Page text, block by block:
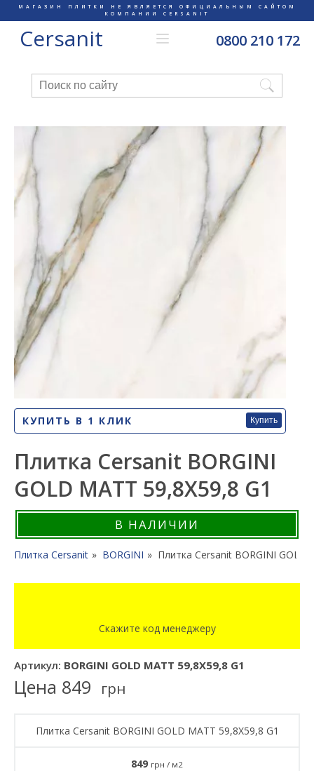
МАГАЗИН ПЛИТКИ НЕ ЯВЛЯЕТСЯ ОФИЦИАЛЬНЫМ САЙТОМ
КОМПАНИИ CERSANIT
Cersanit 0800 210 172
КУПИТЬ В 1 КЛИК Купить
Плитка Cersanit BORGINI
GOLD MATT 59,8X59,8 G1
В НАЛИЧИИ
Плитка Cersanit BORGINI Плитка Cersanit BORGINI GOLD
Скажите код менеджеру
Артикул: BORGINI GOLD MATT 59,8X59,8 G1
Цена 849 грн
Плитка Cersanit BORGINI GOLD MATT 59,8X59,8 G1
849 грн / м2